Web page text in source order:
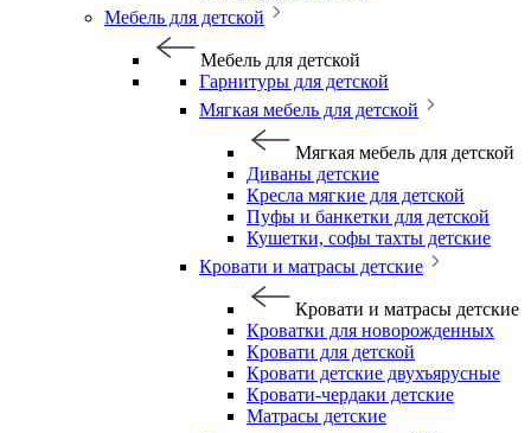
Мебель для детской
Мебель для детской
Гарнитуры для детской
Мягкая мебель для детской
Мягкая мебель для детской
Диваны детские
Кресла мягкие для детской
Пуфы и банкетки для детской
Кушетки, софы тахты детские
Кровати и матрасы детские
Кровати и матрасы детские
Кроватки для новорожденных
Кровати для детской
Кровати детские двухъярусные
Кровати-чердаки детские
Матрасы детские